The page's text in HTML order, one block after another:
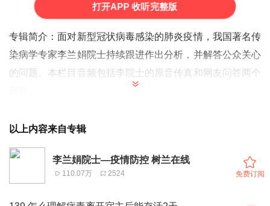
打开APP 收听完整版
专辑简介：面对新型冠状病毒感染的肺炎疫情，我国著名传
染病学专家李兰娟院士持续跟进作出分析，并解答公众关心
的问题。本栏目音频包括李院士的原音传真和网友问答两个
第一医院传染病诊治国家重点实验室及国家临床医学研究中
心主任、树兰医疗发起人、新型冠状病毒联防联控工作机制
科研攻关专家组国家卫健委高级别专家组成员。
备注：此栏目由李兰娟院士独家授权浙江科学技术出版社发
布，平台如需转授，请联系浙江科学技术出版社。许可转载
以上内容来自专辑
李兰娟院士—疫情防控 树兰在线
110.07万 2524 免费订阅